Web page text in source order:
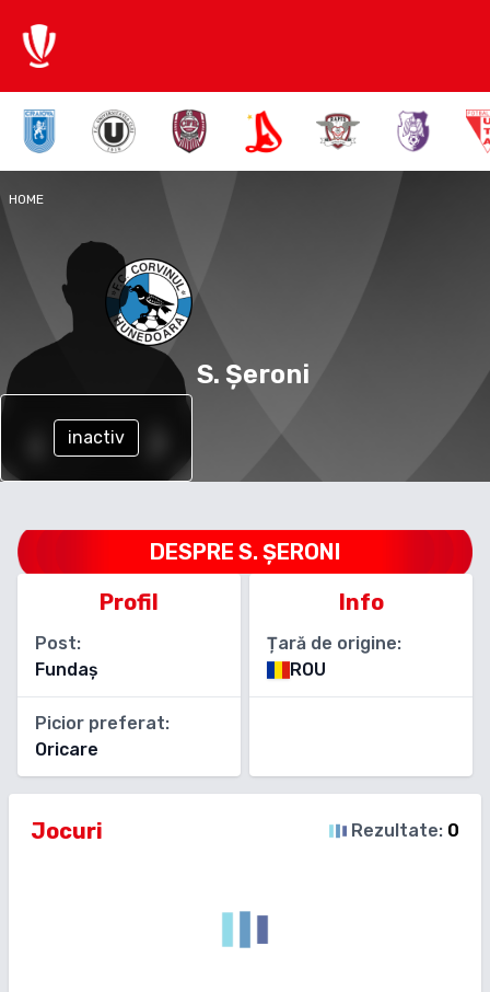
HOME
inactiv
S. Șeroni
DESPRE S. ȘERONI
Profil
Post:
Fundaș
Picior preferat:
Oricare
Info
Țară de origine:
ROU
Jocuri Rezultate: 0